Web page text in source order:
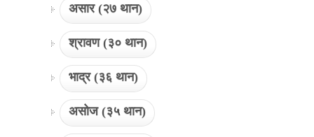
असार (२७ थान)
श्रावण (३० थान)
भाद्र (३६ थान)
असोज (३५ थान)